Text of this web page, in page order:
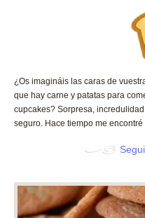
¿Os imagináis las caras de
que hay carne y patatas para
cupcakes? Sorpresa,
seguro. Hace tiempo me